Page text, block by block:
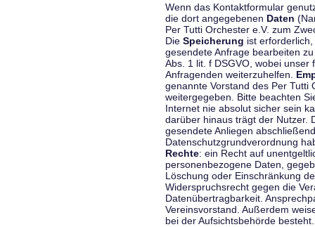
Wenn das Kontaktformular
die dort angegebenen Daten
Per Tutti Orchester e.V. zum
Die Speicherung ist
gesendete Anfrage bearbeiten
Abs. 1 lit. f DSGVO, wobei
Anfragenden weiterzuhelfen.
genannte Vorstand des Per Tutti
weitergegeben. Bitte beachten
Internet nie absolut sicher sein
darüber hinaus trägt der Nutzer.
gesendete Anliegen
Datenschutzgrundverordnung
Rechte: ein Recht auf
personenbezogene Daten,
Löschung oder Einschränkung
Widerspruchsrecht gegen die
Datenübertragbarkeit.
Vereinsvorstand. Außerdem
bei der Aufsichtsbehörde besteht.